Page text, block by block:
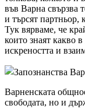
във Варна свързва
и търсят партньор,
Тук вярваме, че
които знаят какво
искреността и
Варненската
свободата, но и